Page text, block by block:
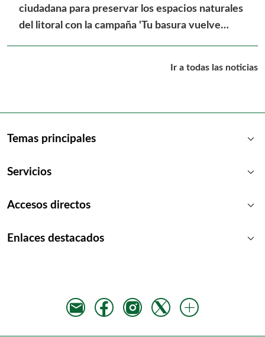
ciudadana para preservar los espacios naturales
del litoral con la campaña 'Tu basura vuelve
Ir a todas las noticias
Temas principales keyboard_arrow_down
Servicios keyboard_arrow_down
Accesos directos keyboard_arrow_down
Enlaces destacados keyboard_arrow_down